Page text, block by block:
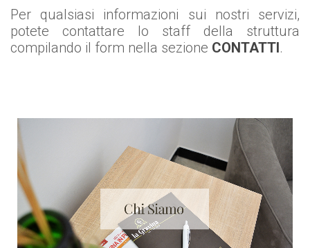
Per qualsiasi informazioni sui nostri servizi,
potete contattare lo staff della struttura
compilando il form nella sezione CONTATTI.